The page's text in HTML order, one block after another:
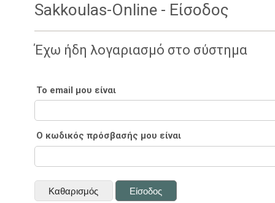
Sakkoulas-Online - Είσοδος
Έχω ήδη λογαριασμό στο σύστημα
Το email μου είναι
Ο κωδικός πρόσβασής μου είναι